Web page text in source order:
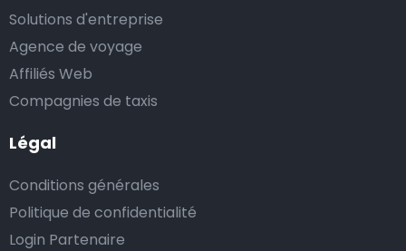
Solutions d'entreprise
Agence de voyage
Affiliés Web
Compagnies de taxis
Légal
Conditions générales
Politique de confidentialité
Login Partenaire